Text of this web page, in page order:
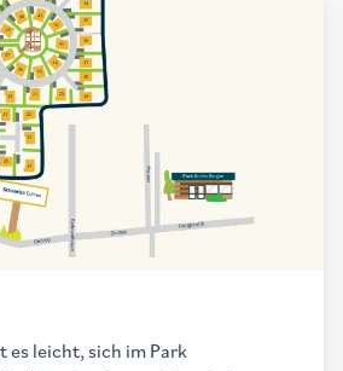
es leicht, sich im Park